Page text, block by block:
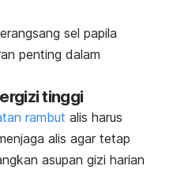
sel papila
penting dalam
tinggi
rambut alis harus
alis agar tetap
asupan gizi harian